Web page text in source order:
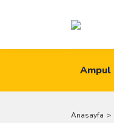
Ampul
Anasayfa